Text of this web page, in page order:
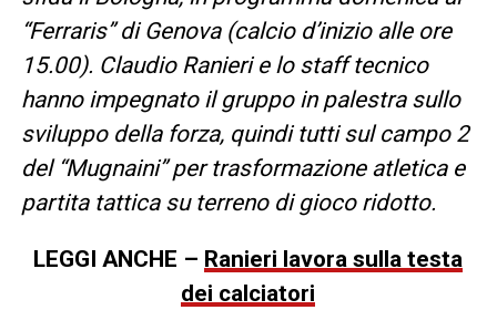
“Ferraris” di Genova (calcio d’inizio alle ore
15.00). Claudio Ranieri e lo staff tecnico
hanno impegnato il gruppo in palestra sullo
sviluppo della forza, quindi tutti sul campo 2
del “Mugnaini” per trasformazione atletica e
partita tattica su terreno di gioco ridotto.
LEGGI ANCHE – Ranieri lavora sulla testa
dei calciatori